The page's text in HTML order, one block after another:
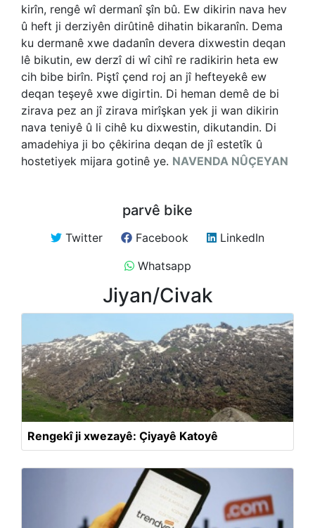
kirîn, rengê wî dermanî şîn bû. Ew dikirin nava hev
û heft ji derziyên dirûtinê dihatin bikaranîn. Dema
ku dermanê xwe dadanîn devera dixwestin deqan
lê bikutin, ew derzî di wî cihî re radikirin heta ew
cih bibe birîn. Piştî çend roj an jî hefteyekê ew
deqan teşeyê xwe digirtin. Di heman demê de bi
zirava pez an jî zirava mirîşkan yek ji wan dikirin
nava teniyê û li cihê ku dixwestin, dikutandin. Di
amadehiya ji bo çêkirina deqan de jî estetîk û
hostetiyek mijara gotinê ye. NAVENDA NÛÇEYAN
parvê bike
Twitter Facebook
LinkedIn
Whatsapp
Jiyan/Civak
Rengekî ji xwezayê: Çiyayê Katoyê